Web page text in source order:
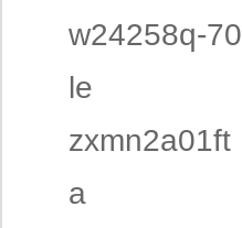
w24258q-70
le
zxmn2a01ft
a